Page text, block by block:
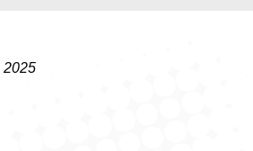
E VANTAGGI
2025